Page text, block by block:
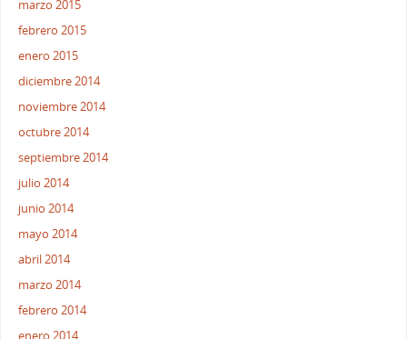
marzo 2015
febrero 2015
enero 2015
diciembre 2014
noviembre 2014
octubre 2014
septiembre 2014
julio 2014
junio 2014
mayo 2014
abril 2014
marzo 2014
febrero 2014